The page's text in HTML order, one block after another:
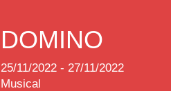
DOMINO
25/11/2022 - 27/11/2022
Musical